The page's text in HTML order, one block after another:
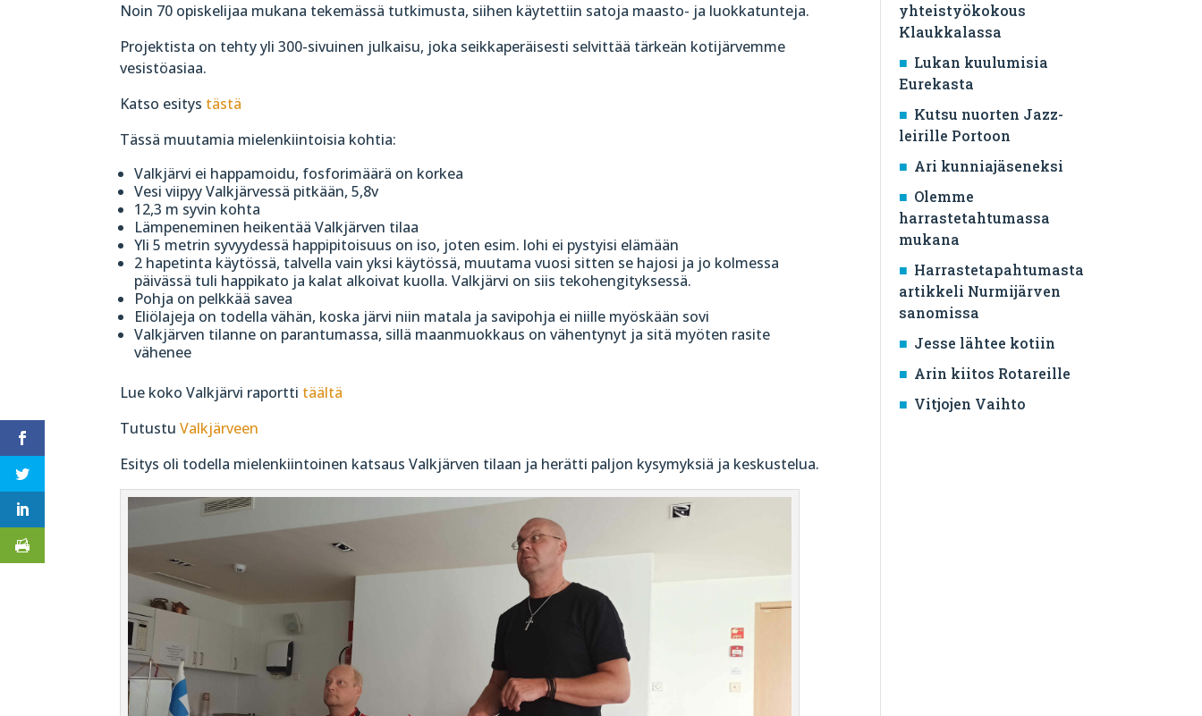
Noin 70 opiskelijaa mukana tekemässä tutkimusta, siihen käytettiin satoja maasto- ja luokkatunteja.
Projektista on tehty yli 300-sivuinen julkaisu, joka seikkaperäisesti selvittää tärkeän kotijärvemme
vesistöasiaa.
Katso esitys tästä
Tässä muutamia mielenkiintoisia kohtia:
Valkjärvi ei happamoidu, fosforimäärä on korkea
Vesi viipyy Valkjärvessä pitkään, 5,8v
12,3 m syvin kohta
Lämpeneminen heikentää Valkjärven tilaa
Yli 5 metrin syvyydessä happipitoisuus on iso, joten esim. lohi ei pystyisi elämään
2 hapetinta käytössä, talvella vain yksi käytössä, muutama vuosi sitten se hajosi ja jo kolmessa
päivässä tuli happikato ja kalat alkoivat kuolla. Valkjärvi on siis tekohengityksessä.
Pohja on pelkkää savea
Eliölajeja on todella vähän, koska järvi niin matala ja savipohja ei niille myöskään sovi
Valkjärven tilanne on parantumassa, sillä maanmuokkaus on vähentynyt ja sitä myöten rasite
vähenee
Lue koko Valkjärvi raportti täältä
TutustuValkjärveen
Esitys oli todella mielenkiintoinen katsaus Valkjärven tilaan ja herätti paljon kysymyksiä ja keskustelua.
yhteistyökokous
Klaukkalassa
Lukan kuulumisia
Eurekasta
Kutsu nuorten Jazz-
leirille Portoon
Ari kunniajäseneksi
Olemme
harrastetahtumassa
mukana
Harrastetapahtumasta
artikkeli Nurmijärven
sanomissa
Jesse lähtee kotiin
Arin kiitos Rotareille
Vitjojen Vaihto